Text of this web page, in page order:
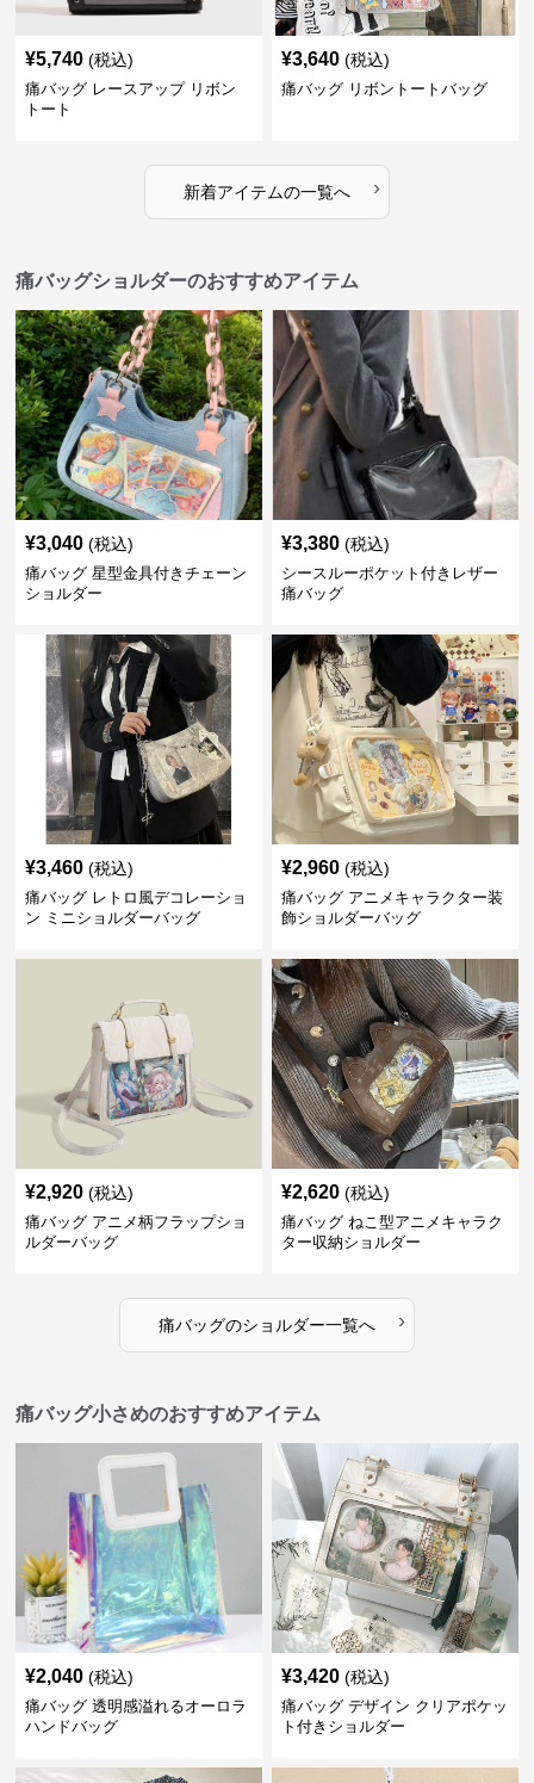
¥5,740 (税込)
痛バッグ レースアップ リボン
トート
¥3,640 (税込)
痛バッグ リボントートバッグ
新着アイテムの一覧へ ›
痛バッグショルダーのおすすめアイテム
¥3,040 (税込)
痛バッグ 星型金具付きチェーン
ショルダー
¥3,380 (税込)
シースルーポケット付きレザー
痛バッグ
¥3,460 (税込)
痛バッグ レトロ風デコレーショ
ン ミニショルダーバッグ
¥2,960 (税込)
痛バッグ アニメキャラクター装
飾ショルダーバッグ
¥2,920 (税込)
痛バッグ アニメ柄フラップショ
ルダーバッグ
¥2,620 (税込)
痛バッグ ねこ型アニメキャラク
ター収納ショルダー
痛バッグのショルダー一覧へ ›
痛バッグ小さめのおすすめアイテム
¥2,040 (税込)
痛バッグ 透明感溢れるオーロラ
ハンドバッグ
¥3,420 (税込)
痛バッグ デザイン クリアポケッ
ト付きショルダー